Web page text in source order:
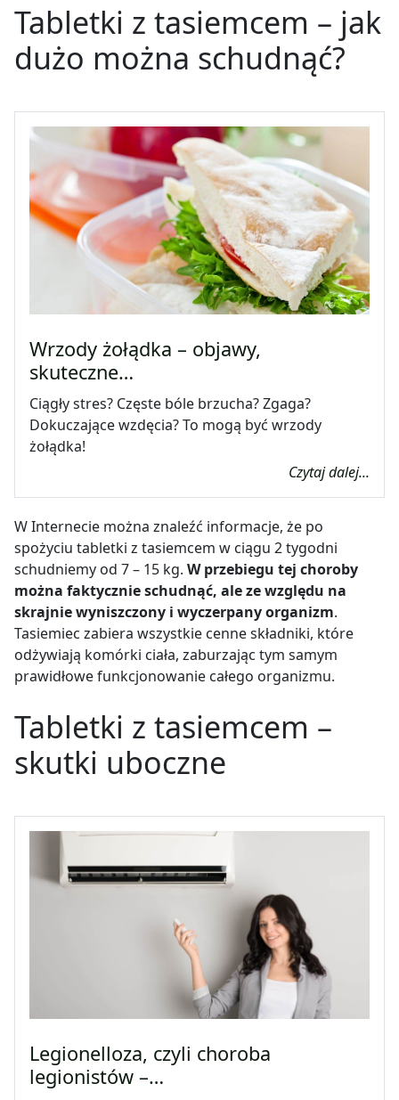
Tabletki z tasiemcem – jak
dużo można schudnąć?
Wrzody żołądka – objawy,
skuteczne…
Ciągły stres? Częste bóle brzucha? Zgaga?
Dokuczające wzdęcia? To mogą być wrzody
żołądka!
Czytaj dalej...
W Internecie można znaleźć informacje, że po
spożyciu tabletki z tasiemcem w ciągu 2 tygodni
schudniemy od 7 – 15 kg. W przebiegu tej choroby
można faktycznie schudnąć, ale ze względu na
skrajnie wyniszczony i wyczerpany organizm.
Tasiemiec zabiera wszystkie cenne składniki, które
odżywiają komórki ciała, zaburzając tym samym
prawidłowe funkcjonowanie całego organizmu.
Tabletki z tasiemcem –
skutki uboczne
Legionelloza, czyli choroba
legionistów –…